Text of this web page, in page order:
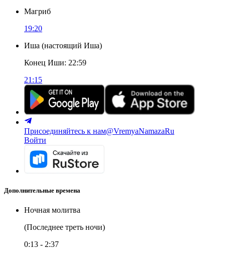
Магриб
19:20
Иша (настоящий Иша)
Конец Иши: 22:59
21:15
Присоединяйтесь к нам@VremyaNamazaRu
Войти
Дополнительные времена
Ночная молитва
(Последнее треть ночи)
0:13 - 2:37